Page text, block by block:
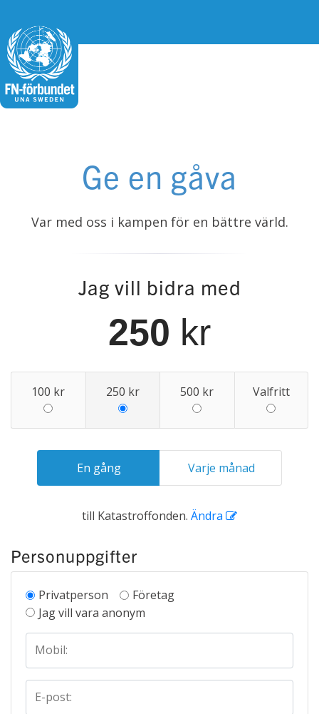
Ge en gåva
Var med oss i kampen för en bättre värld.
Jag vill bidra med
250 kr
100 kr 250 kr 500 kr Valfritt
En gång Varje månad
till Katastroffonden. Ändra
Personuppgifter
Privatperson
Företag
Jag vill vara anonym
Mobil:
E-post: